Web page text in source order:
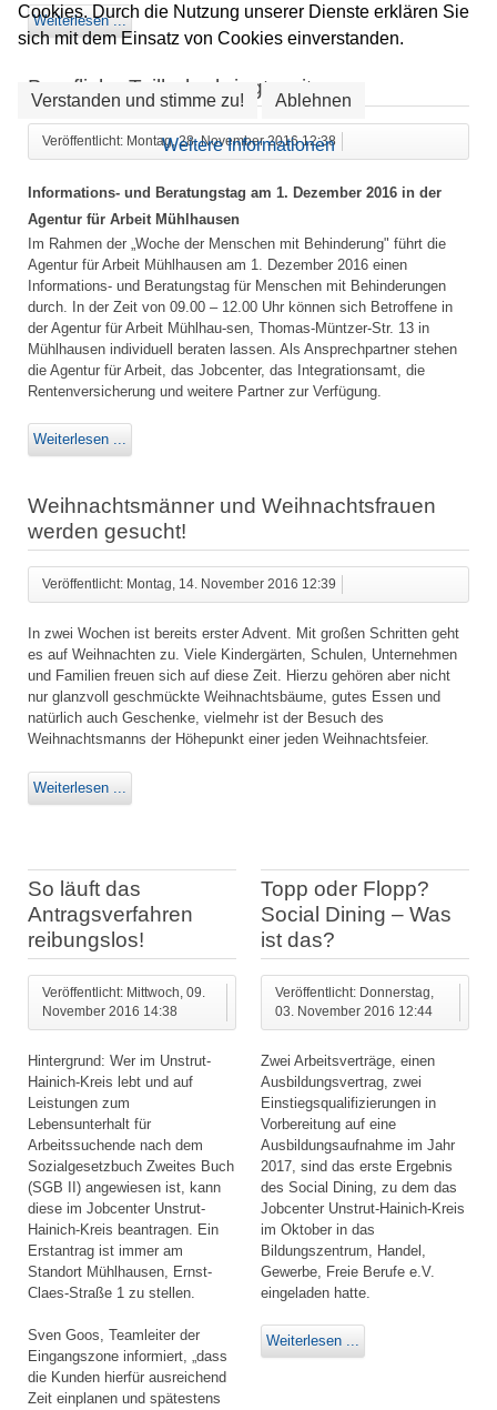
Weiterlesen ...
Berufliche Teilhabe bringt weiter
Veröffentlicht: Montag, 28. November 2016 12:38
Informations- und Beratungstag am 1. Dezember 2016 in der
Agentur für Arbeit Mühlhausen
Im Rahmen der „Woche der Menschen mit Behinderung" führt die
Agentur für Arbeit Mühlhausen am 1. Dezember 2016 einen
Informations- und Beratungstag für Menschen mit Behinderungen
durch. In der Zeit von 09.00 – 12.00 Uhr können sich Betroffene in
der Agentur für Arbeit Mühlhau-sen, Thomas-Müntzer-Str. 13 in
Mühlhausen individuell beraten lassen. Als Ansprechpartner stehen
die Agentur für Arbeit, das Jobcenter, das Integrationsamt, die
Rentenversicherung und weitere Partner zur Verfügung.
Weiterlesen ...
Weihnachtsmänner und Weihnachtsfrauen
werden gesucht!
Veröffentlicht: Montag, 14. November 2016 12:39
In zwei Wochen ist bereits erster Advent. Mit großen Schritten geht
es auf Weihnachten zu. Viele Kindergärten, Schulen, Unternehmen
und Familien freuen sich auf diese Zeit. Hierzu gehören aber nicht
nur glanzvoll geschmückte Weihnachtsbäume, gutes Essen und
natürlich auch Geschenke, vielmehr ist der Besuch des
Weihnachtsmanns der Höhepunkt einer jeden Weihnachtsfeier.
Weiterlesen ...
So läuft das
Antragsverfahren
reibungslos!
Veröffentlicht: Mittwoch, 09.
November 2016 14:38
Hintergrund: Wer im Unstrut-
Hainich-Kreis lebt und auf
Leistungen zum
Lebensunterhalt für
Arbeitssuchende nach dem
Sozialgesetzbuch Zweites Buch
(SGB II) angewiesen ist, kann
diese im Jobcenter Unstrut-
Hainich-Kreis beantragen. Ein
Erstantrag ist immer am
Standort Mühlhausen, Ernst-
Claes-Straße 1 zu stellen.
Sven Goos, Teamleiter der
Eingangszone informiert, „dass
die Kunden hierfür ausreichend
Zeit einplanen und spätestens
Topp oder Flopp?
Social Dining – Was
ist das?
Veröffentlicht: Donnerstag,
03. November 2016 12:44
Zwei Arbeitsverträge, einen
Ausbildungsvertrag, zwei
Einstiegsqualifizierungen in
Vorbereitung auf eine
Ausbildungsaufnahme im Jahr
2017, sind das erste Ergebnis
des Social Dining, zu dem das
Jobcenter Unstrut-Hainich-Kreis
im Oktober in das
Bildungszentrum, Handel,
Gewerbe, Freie Berufe e.V.
eingeladen hatte.
Weiterlesen ...
Cookies. Durch die Nutzung unserer Dienste erklären Sie
sich mit dem Einsatz von Cookies einverstanden.
Verstanden und stimme zu! Ablehnen
Weitere Informationen